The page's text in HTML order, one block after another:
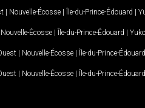
| Nouvelle-Écosse | Île-du-Prince-Édouard |
Nouvelle-Écosse | Île-du-Prince-Édouard |
| Nouvelle-Écosse | Île-du-Prince-Édouard
| Nouvelle-Écosse | Île-du-Prince-Édouard